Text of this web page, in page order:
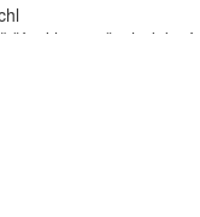
reklamu všech dob